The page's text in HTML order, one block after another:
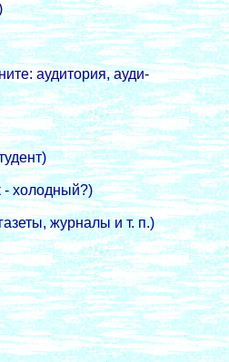
аудитоpия, ауди-
- холодный?)
жуpналы и т. п.)